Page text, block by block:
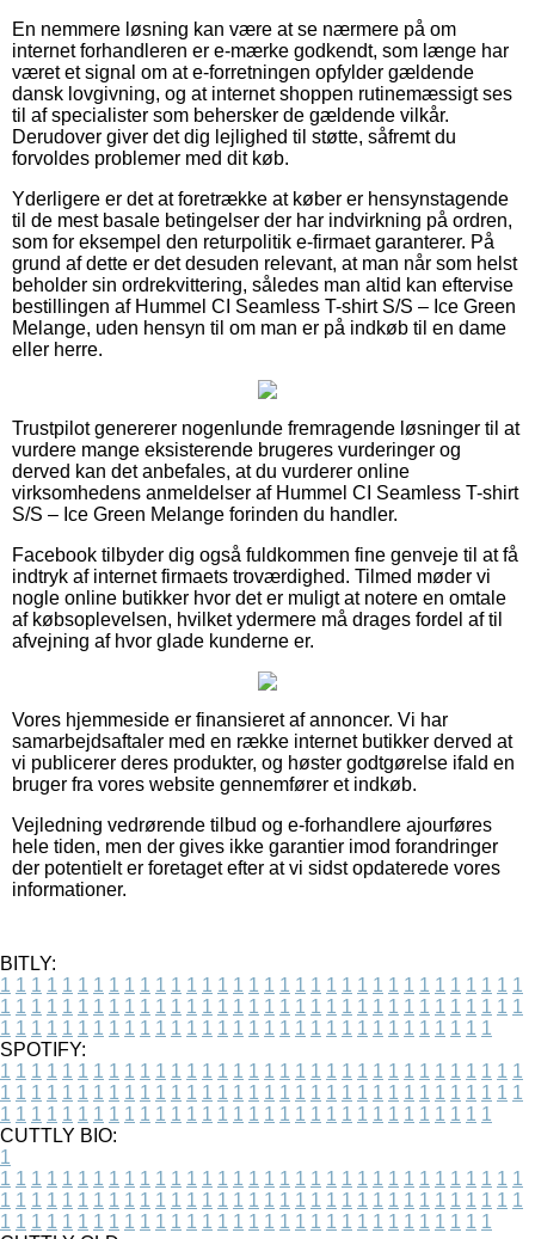
En nemmere løsning kan være at se nærmere på om
internet forhandleren er e-mærke godkendt, som længe har
været et signal om at e-forretningen opfylder gældende
dansk lovgivning, og at internet shoppen rutinemæssigt ses
til af specialister som behersker de gældende vilkår.
Derudover giver det dig lejlighed til støtte, såfremt du
forvoldes problemer med dit køb.
Yderligere er det at foretrække at køber er hensynstagende
til de mest basale betingelser der har indvirkning på ordren,
som for eksempel den returpolitik e-firmaet garanterer. På
grund af dette er det desuden relevant, at man når som helst
beholder sin ordrekvittering, således man altid kan eftervise
bestillingen af Hummel CI Seamless T-shirt S/S – Ice Green
Melange, uden hensyn til om man er på indkøb til en dame
eller herre.
Trustpilot genererer nogenlunde fremragende løsninger til at
vurdere mange eksisterende brugeres vurderinger og
derved kan det anbefales, at du vurderer online
virksomhedens anmeldelser af Hummel CI Seamless T-shirt
S/S – Ice Green Melange forinden du handler.
Facebook tilbyder dig også fuldkommen fine genveje til at få
indtryk af internet firmaets troværdighed. Tilmed møder vi
nogle online butikker hvor det er muligt at notere en omtale
af købsoplevelsen, hvilket ydermere må drages fordel af til
afvejning af hvor glade kunderne er.
Vores hjemmeside er finansieret af annoncer. Vi har
samarbejdsaftaler med en række internet butikker derved at
vi publicerer deres produkter, og høster godtgørelse ifald en
bruger fra vores website gennemfører et indkøb.
Vejledning vedrørende tilbud og e-forhandlere ajourføres
hele tiden, men der gives ikke garantier imod forandringer
der potentielt er foretaget efter at vi sidst opdaterede vores
informationer.
BITLY:
1 1 1 1 1 1 1 1 1 1 1 1 1 1 1 1 1 1 1 1 1 1 1 1 1 1 1 1 1 1 1 1 1 1
1 1 1 1 1 1 1 1 1 1 1 1 1 1 1 1 1 1 1 1 1 1 1 1 1 1 1 1 1 1 1 1 1 1
1 1 1 1 1 1 1 1 1 1 1 1 1 1 1 1 1 1 1 1 1 1 1 1 1 1 1 1 1 1 1 1
SPOTIFY:
1 1 1 1 1 1 1 1 1 1 1 1 1 1 1 1 1 1 1 1 1 1 1 1 1 1 1 1 1 1 1 1 1 1
1 1 1 1 1 1 1 1 1 1 1 1 1 1 1 1 1 1 1 1 1 1 1 1 1 1 1 1 1 1 1 1 1 1
1 1 1 1 1 1 1 1 1 1 1 1 1 1 1 1 1 1 1 1 1 1 1 1 1 1 1 1 1 1 1 1
CUTTLY BIO:
1
1 1 1 1 1 1 1 1 1 1 1 1 1 1 1 1 1 1 1 1 1 1 1 1 1 1 1 1 1 1 1 1 1 1
1 1 1 1 1 1 1 1 1 1 1 1 1 1 1 1 1 1 1 1 1 1 1 1 1 1 1 1 1 1 1 1 1 1
1 1 1 1 1 1 1 1 1 1 1 1 1 1 1 1 1 1 1 1 1 1 1 1 1 1 1 1 1 1 1 1